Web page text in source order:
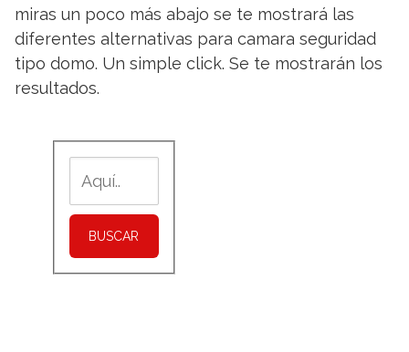
miras un poco más abajo se te mostrará las
diferentes alternativas para camara seguridad
tipo domo. Un simple click. Se te mostrarán los
resultados.
BUSCAR